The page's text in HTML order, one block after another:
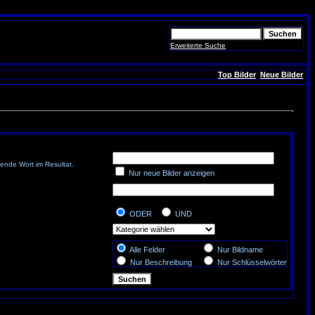
Erweiterte Suche
Top Bilder Neue Bilder
Wort im Resultat.
Nur neue Bilder anzeigen
ODER
UND
Alle Felder
Nur Bildname
Nur Beschreibung
Nur Schlüsselwörter